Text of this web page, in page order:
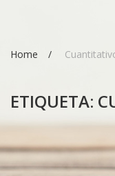
Home
ETIQUETA: